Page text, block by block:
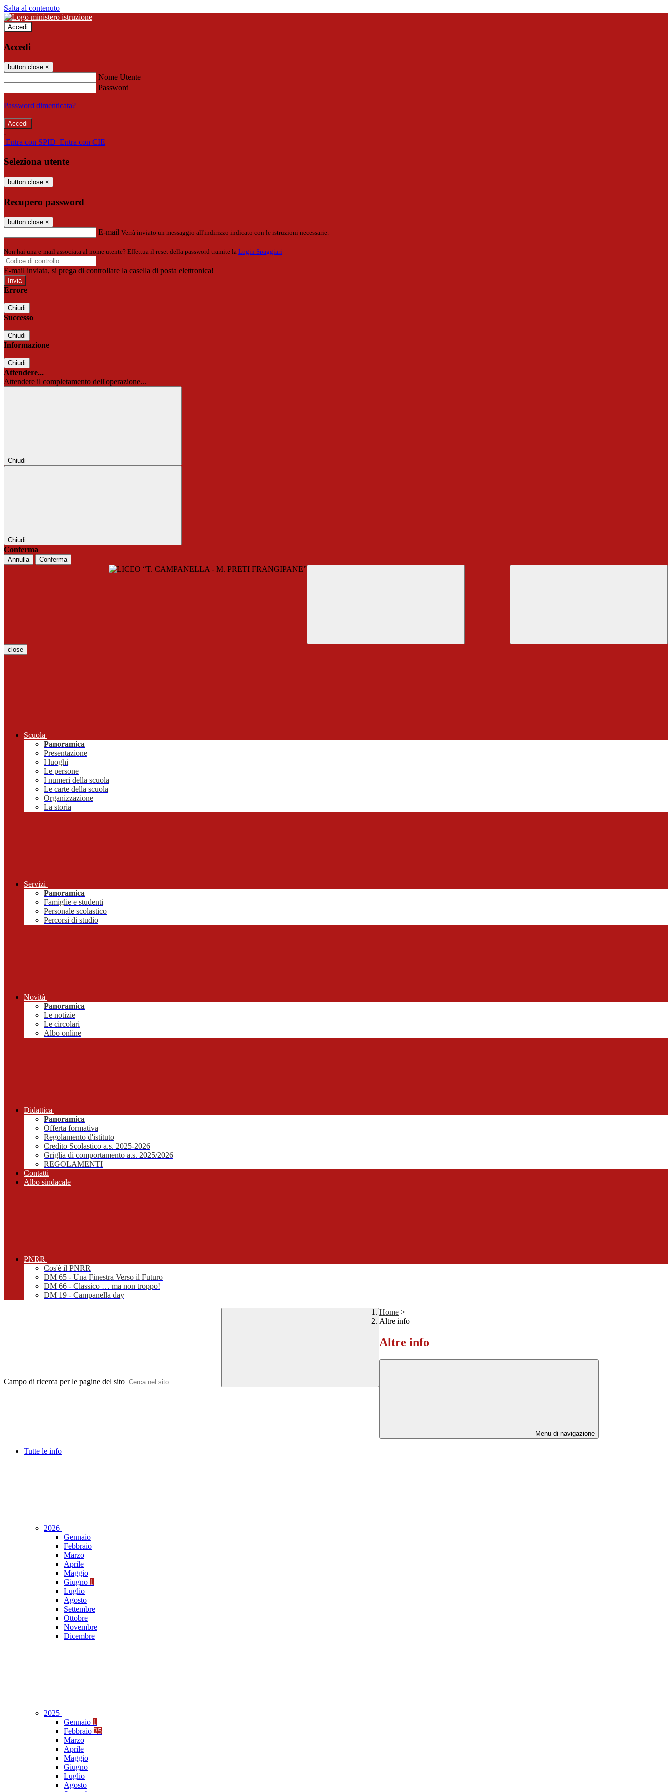
Salta al contenuto
Accedi
Accedi
button close ×
Nome Utente
Password
Password dimenticata?
-
Entra con SPID Entra con CIE
Seleziona utente
button close ×
Recupero password
button close ×
E-mail Verrà inviato un messaggio all'indirizzo indicato con le istruzioni necessarie.
Non hai una e-mail associata al nome utente? Effettua il reset della password tramite la Login Spaggiari
E-mail inviata, si prega di controllare la casella di posta elettronica!
Errore
Chiudi
Successo
Chiudi
Informazione
Chiudi
Attendere...
Attendere il completamento dell'operazione...
Chiudi
Chiudi
Conferma
Annulla Conferma
close
Scuola
Panoramica
Presentazione
I luoghi
Le persone
I numeri della scuola
Le carte della scuola
Organizzazione
La storia
Servizi
Panoramica
Famiglie e studenti
Personale scolastico
Percorsi di studio
Novità
Panoramica
Le notizie
Le circolari
Albo online
Didattica
Panoramica
Offerta formativa
Regolamento d'istituto
Credito Scolastico a.s. 2025-2026
Griglia di comportamento a.s. 2025/2026
REGOLAMENTI
Contatti
Albo sindacale
PNRR
Cos'è il PNRR
DM 65 - Una Finestra Verso il Futuro
DM 66 - Classico … ma non troppo!
DM 19 - Campanella day
Campo di ricerca per le pagine del sito
Home >
Altre info
Altre info
Menu di navigazione
Tutte le info
2026
Gennaio
Febbraio
Marzo
Aprile
Maggio
Giugno 1
Luglio
Agosto
Settembre
Ottobre
Novembre
Dicembre
2025
Gennaio 1
Febbraio 25
Marzo
Aprile
Maggio
Giugno
Luglio
Agosto